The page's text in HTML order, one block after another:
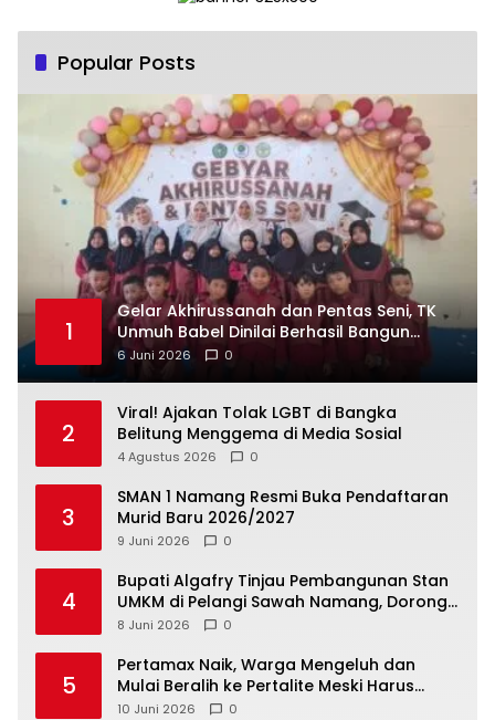
Popular Posts
1
‎Gelar Akhirussanah dan Pentas Seni, TK
Unmuh Babel Dinilai Berhasil Bangun
6 Juni 2026 0
2
Viral! Ajakan Tolak LGBT di Bangka
Belitung Menggema di Media Sosial
4 Agustus 2026 0
3
SMAN 1 Namang Resmi Buka Pendaftaran
Murid Baru 2026/2027
9 Juni 2026 0
4
‎Bupati Algafry Tinjau Pembangunan Stan
UMKM di Pelangi Sawah Namang, Dorong
Wisata dan Ekonomi Lokal Kian Tertata
8 Juni 2026 0
5
‎Pertamax Naik, Warga Mengeluh dan
Mulai Beralih ke Pertalite Meski Harus
10 Juni 2026 0